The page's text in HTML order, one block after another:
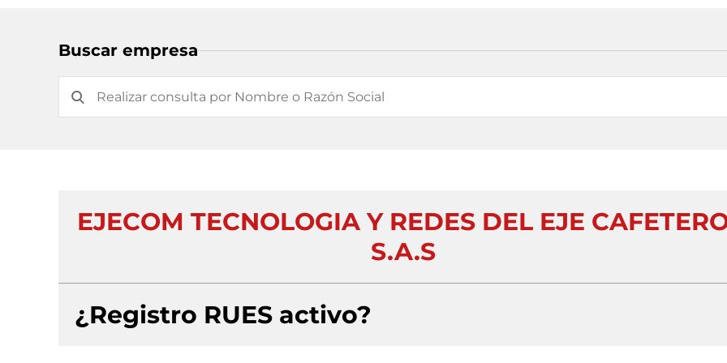
Buscar empresa
EJECOM TECNOLOGIA Y REDES DEL EJE
S.A.S
¿Registro RUES activo?